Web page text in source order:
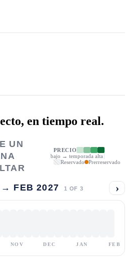
en tiempo real.
UN
PRECIO
bajo → temporada alta
Reservado
Prerreservado
→ FEB 2027 1 OF 3 ›
NOV DEC JAN FEB